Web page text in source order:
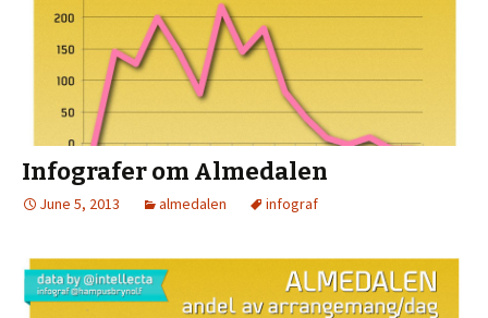
Infografer om Almedalen
June 5, 2013 almedalen infograf